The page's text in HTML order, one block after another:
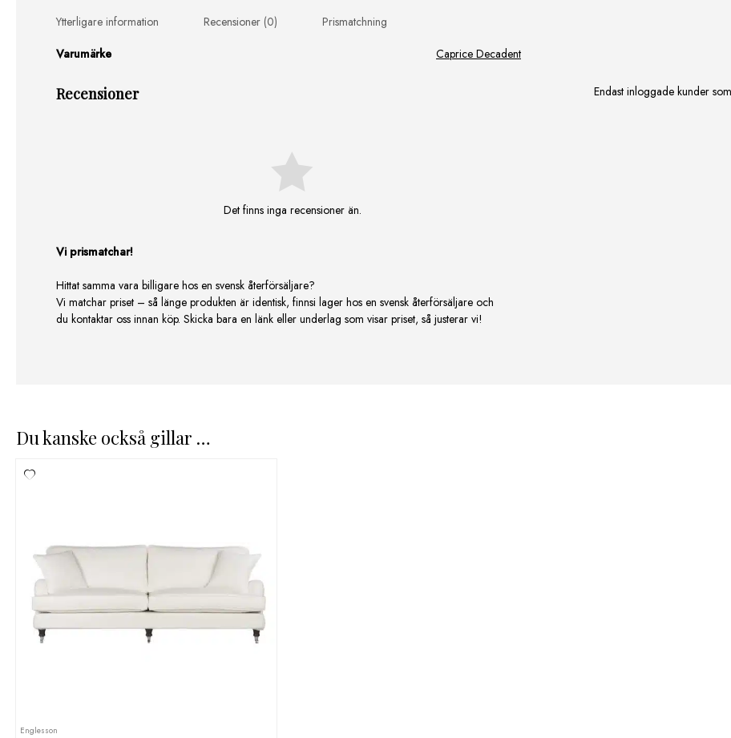
Ytterligare information Recensioner (0)
Prismatchning
Varumärke
Caprice Decadent
Recensioner
Det finns inga recensioner än.
Endast inloggade kunder
Vi prismatchar!
Hittat samma vara billigare hos en svensk återförsäljare?
Vi matchar priset – så länge produkten är identisk, finnsi lager hos en svensk återförsäljare och
du kontaktar oss innan köp. Skicka bara en länk eller underlag som visar priset, så justerar vi!
Du kanske också gillar …
Englesson